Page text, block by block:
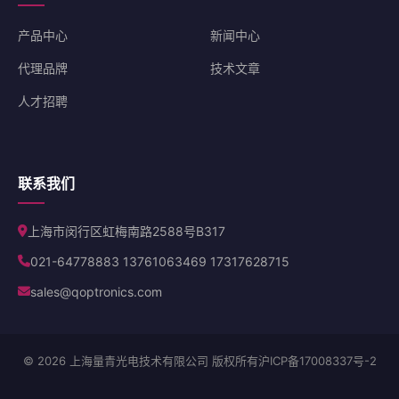
产品中心 新闻中心
代理品牌 技术文章
人才招聘
联系我们
上海市闵行区虹梅南路2588号B317
021-64778883 13761063469 17317628715
sales@qoptronics.com
© 2026 上海量青光电技术有限公司 版权所有沪ICP备17008337号-2